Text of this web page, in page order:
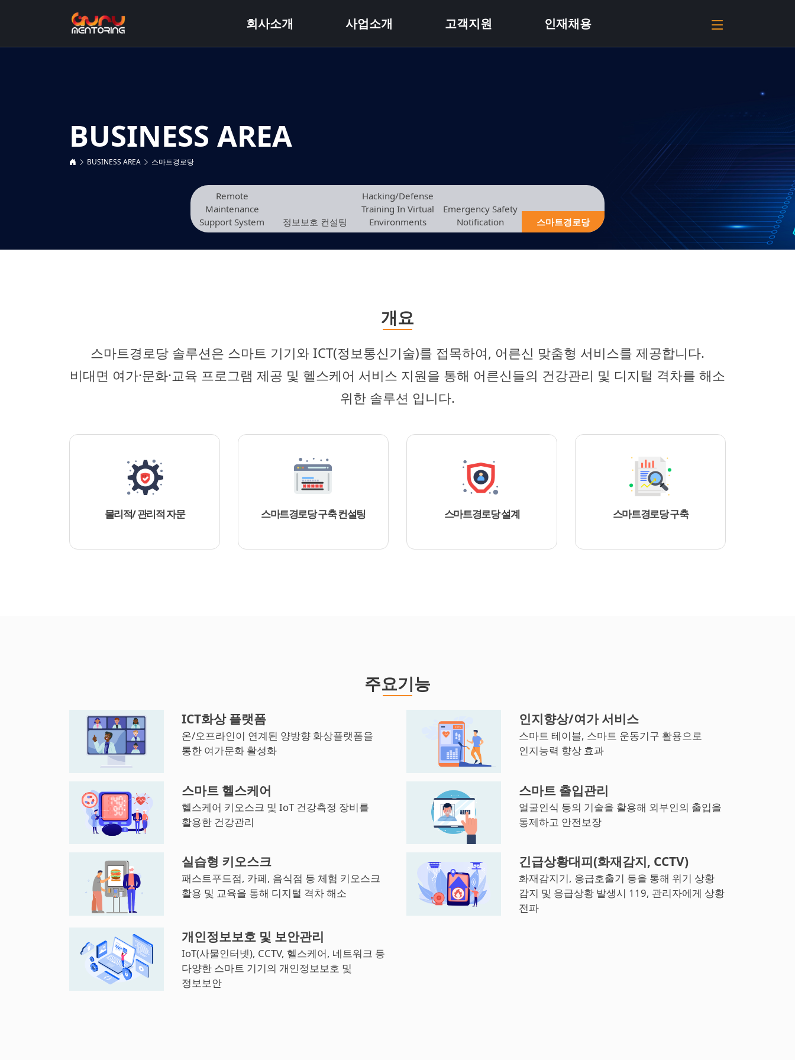
회사소개 사업소개 고객지원 인재채용
BUSINESS AREA
BUSINESS AREA 스마트경로당
Remote
Maintenance
Support System
정보보호 컨설팅
Hacking/Defense
Training In Virtual
Environments
Emergency Safety
Notification
스마트경로당
개요
스마트경로당 솔루션은 스마트 기기와 ICT(정보통신기술)를 접목하여, 어른신 맞춤형 서비스를 제공합니다.
비대면 여가·문화·교육 프로그램 제공 및 헬스케어 서비스 지원을 통해 어른신들의 건강관리 및 디지털 격차를 해소
위한 솔루션 입니다.
물리적/ 관리적 자문 스마트경로당 구축 컨설팅 스마트경로당 설계 스마트경로당 구축
주요기능
ICT화상 플랫폼
온/오프라인이 연계된 양방향 화상플랫폼을
통한 여가문화 활성화
인지향상/여가 서비스
스마트 테이블, 스마트 운동기구 활용으로
인지능력 향상 효과
스마트 헬스케어
헬스케어 키오스크 및 IoT 건강측정 장비를
활용한 건강관리
스마트 출입관리
얼굴인식 등의 기술을 활용해 외부인의 출입을
통제하고 안전보장
실습형 키오스크
패스트푸드점, 카페, 음식점 등 체험 키오스크
활용 및 교육을 통해 디지털 격차 해소
긴급상황대피(화재감지, CCTV)
화재감지기, 응급호출기 등을 통해 위기 상황
감지 및 응급상황 발생시 119, 관리자에게 상황
전파
개인정보보호 및 보안관리
IoT(사물인터넷), CCTV, 헬스케어, 네트워크 등
다양한 스마트 기기의 개인정보보호 및
정보보안